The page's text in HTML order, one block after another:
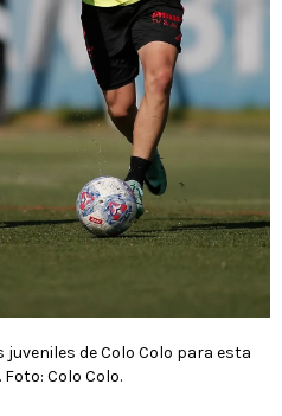
de Colo Colo para esta
Colo Colo.